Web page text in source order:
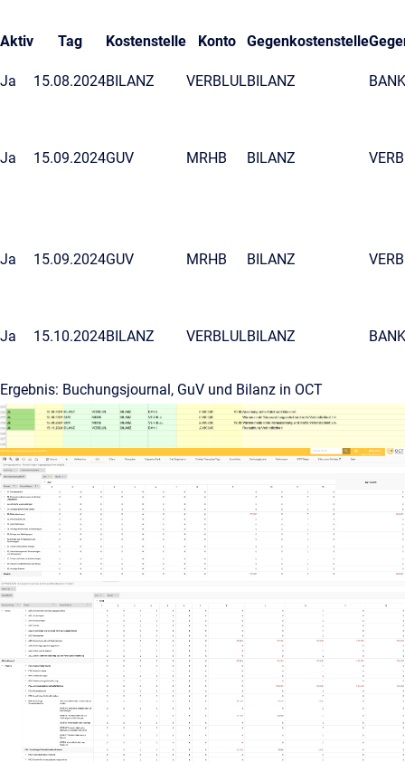
Aktiv Tag Kostenstelle Konto Gegenkostenstelle
Ja 15.08.2024BILANZ VERBLULBILANZ BANK
Ja 15.09.2024GUV MRHB BILANZ
Ja 15.09.2024GUV MRHB BILANZ
Ja 15.10.2024BILANZ VERBLULBILANZ BANK
Ergebnis: Buchungsjournal, GuV und Bilanz in OCT